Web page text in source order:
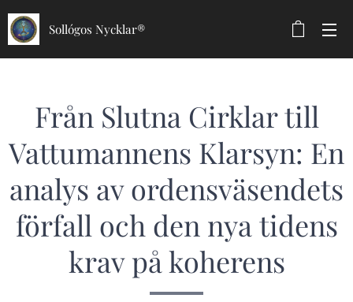
Sollógos Nycklar®
Från Slutna Cirklar till
Vattumannens Klarsyn: En
analys av ordensväsendets
förfall och den nya tidens
krav på koherens